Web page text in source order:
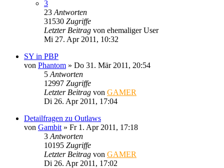
3
23 Antworten
31530 Zugriffe
Letzter Beitrag von ehemaliger User
Mi 27. Apr 2011, 10:32
SY in PBP
von Phantom » Do 31. Mär 2011, 20:54
5 Antworten
12997 Zugriffe
Letzter Beitrag von GAMER
Di 26. Apr 2011, 17:04
Detailfragen zu Outlaws
von Gambit » Fr 1. Apr 2011, 17:18
3 Antworten
10195 Zugriffe
Letzter Beitrag von GAMER
Di 26. Apr 2011, 17:02